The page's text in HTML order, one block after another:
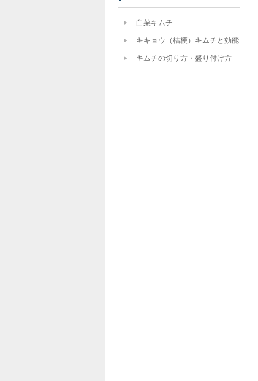
白菜キムチ
キキョウ（桔梗）キムチと効能
キムチの切り方・盛り付け方